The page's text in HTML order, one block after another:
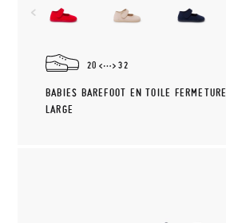
20 32
BABIES BAREFOOT EN TOILE FERMETURE
LARGE